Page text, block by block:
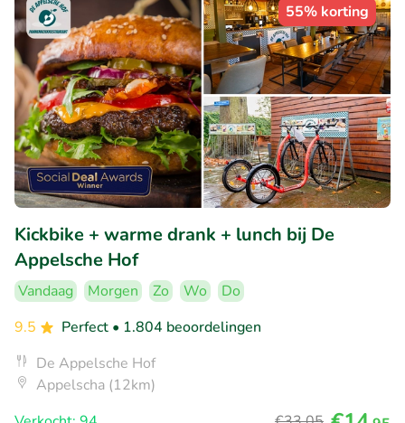
55% korting
Kickbike + warme drank + lunch bij De
Appelsche Hof
Vandaag Morgen Zo Wo
Do
9.5
Perfect • 1.804 beoordelingen
De Appelsche Hof
Appelscha (12km)